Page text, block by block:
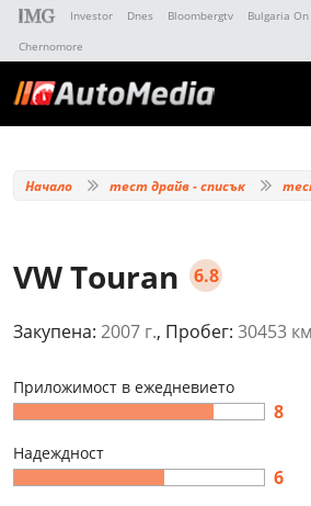
Investor Dnes Bloombergtv Bulgaria
Chernomore
Начало тест драйв - списък
VW Touran 6.8
Закупена: 2007 г., Пробег: 30453
Приложимост в ежедневието
8
Надеждност
6